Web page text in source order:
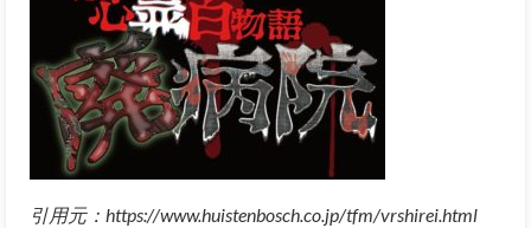
引用元：https://www.huistenbosch.co.jp/tfm/vrshirei.html